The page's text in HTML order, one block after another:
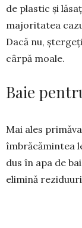
de plastic și
majoritatea
Dacă nu,
cârpă moale.
Baie
Mai ales
îmbrăcămintea
dus în apa de
eli­mi­nă